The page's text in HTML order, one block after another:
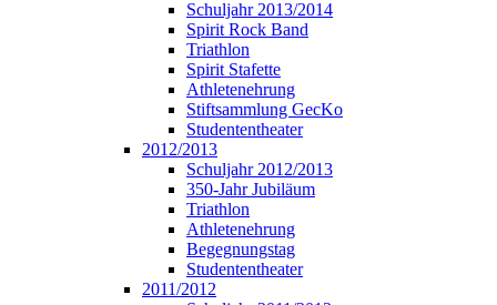
Schuljahr 2013/2014
Spirit Rock Band
Triathlon
Spirit Stafette
Athletenehrung
Stiftsammlung GecKo
Studententheater
2012/2013
Schuljahr 2012/2013
350-Jahr Jubiläum
Triathlon
Athletenehrung
Begegnungstag
Studententheater
2011/2012